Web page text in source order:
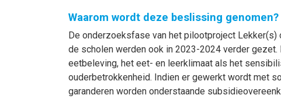
Waarom wordt deze beslissing genomen?
De onderzoeksfase van het pilootproject
de scholen werden ook in 2023-2024 verder
eetbeleving, het eet- en leerklimaat als het
ouderbetrokkenheid. Indien er gewerkt wordt met
garanderen worden onderstaande